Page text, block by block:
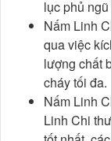
lục phủ
Nấm Linh
qua việc
lượng chất
cháy tối đa.
Nấm Linh
Linh Chi